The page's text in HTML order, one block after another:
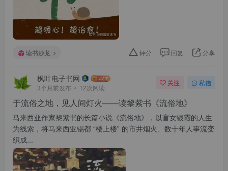
读书沙龙 评分 回复 分享
枫叶电子书网
3个月前发布 12次阅读
关注 私信
于流俗之地，见人间灯火——读黎紫书《流俗地》
马来西亚作家黎紫书的长篇小说《流俗地》，以盲女银霞的人生
为线索，将马来西亚锡都 “楼上楼” 的市井烟火、数十年人事流变
织成...